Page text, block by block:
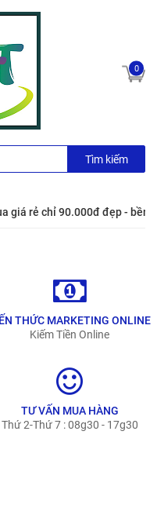
0
Tìm kiếm
giá rẻ chỉ 90.000đ đẹp - bền
THỨC MARKETING ONLINE
Kiếm Tiền Online
TƯ VẤN MUA HÀNG
Thứ 2-Thứ 7 : 08g30 - 17g30